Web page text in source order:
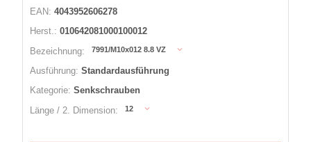
EAN: 4043952606278
Herst.: 010642081000100012
Bezeichnung:
7991/M10x012 8.8 VZ
Ausführung: Standardausführung
Kategorie: Senkschrauben
Länge / 2. Dimension:
12